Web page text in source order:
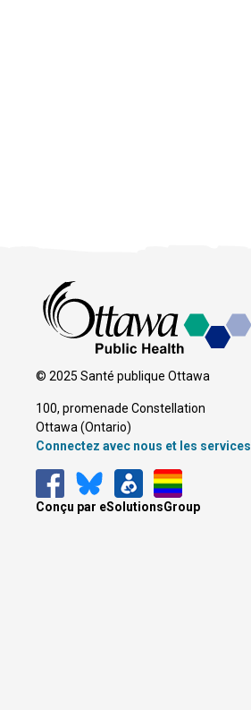
© 2025 Santé publique Ottawa
100, promenade Constellation
Ottawa (Ontario)
Connectez avec nous et les services
Conçu par eSolutionsGroup